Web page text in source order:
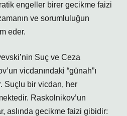
engeller birer gecikme faizi
ve sorumluluğun
eder.
Suç ve Ceza
vicdanındaki “günah”ı
Suçlu bir vicdan, her
Raskolnikov’un
aslında gecikme faizi gibidir: